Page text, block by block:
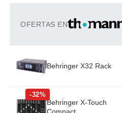
OFERTAS EN
Behringer X32 Rack
-32%
Behringer X-Touch